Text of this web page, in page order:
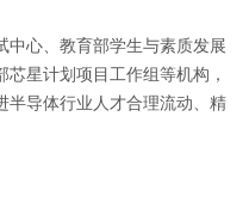
中心、教育部学生与素质发展
星计划项目工作组等机构，
半导体行业人才合理流动、精